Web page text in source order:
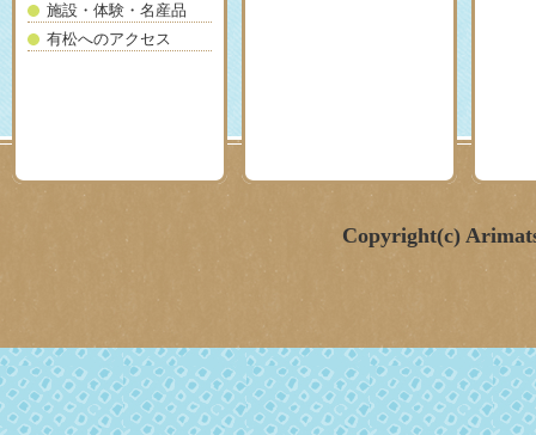
施設・体験・名産品
有松へのアクセス
Copyright(c)